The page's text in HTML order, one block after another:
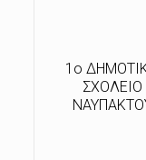
1ο
ΣΧΟΛΕΙΟ